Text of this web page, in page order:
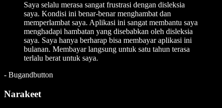
Saya selalu merasa sangat frustrasi dengan disleksia
saya. Kondisi ini benar-benar menghambat dan
memperlambat saya. Aplikasi ini sangat membantu saya
menghadapi hambatan yang disebabkan oleh disleksia
saya. Saya hanya berharap bisa membayar aplikasi ini
bulanan. Membayar langsung untuk satu tahun terasa
terlalu berat untuk saya.
- Bugandbutton
Narakeet